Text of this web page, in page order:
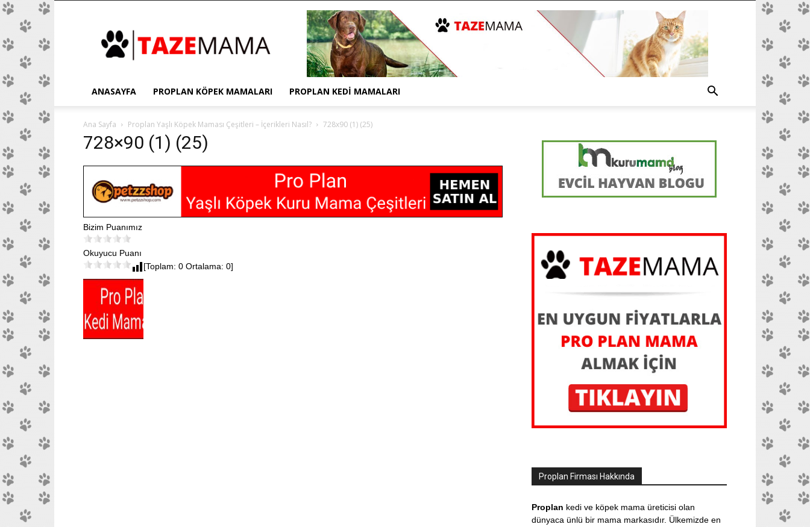
ANASAYFA PROPLAN KÖPEK MAMALARI PROPLAN KEDI MAMALARI
Ana Sayfa Proplan Yaşlı Köpek Maması Çeşitleri – İçerikleri Nasıl? 728x90 (1) (25)
728×90 (1) (25)
Bizim Puanımız
Okuyucu Puanı
[Toplam: 0 Ortalama: 0]
Proplan Firması Hakkında
Proplan kedi ve köpek mama üreticisi olan
dünyaca ünlü bir mama markasıdır. Ülkemizde en